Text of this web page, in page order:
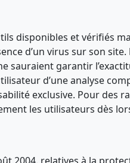
disponibles et vérifiés
d’un virus sur son
sauraient garantir
d’une analyse
exclusive. Pour des
les utilisateurs dès